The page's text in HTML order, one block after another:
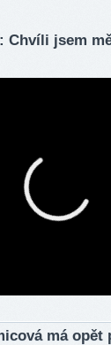
Chvíli jsem
má opět